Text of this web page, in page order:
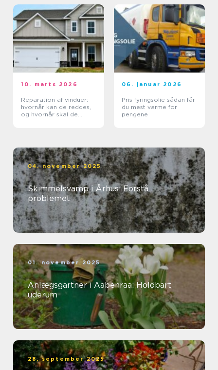
10. marts 2026
Reparation af vinduer:
hvornår kan de reddes,
og hvornår skal de
06. januar 2026
Pris fyringsolie sådan får
du mest varme for
pengene
04. november 2025
Skimmelsvamp i Århus: Forstå
problemet
01. november 2025
Anlægsgartner i Aabenraa: Holdbart
uderum
28. september 2025